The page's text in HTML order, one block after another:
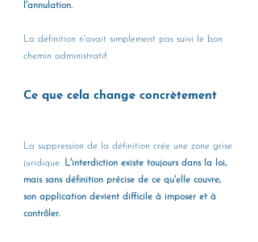
l'annulation.
La définition n'avait simplement pas suivi le bon
chemin administratif.
Ce que cela change concrètement
La suppression de la définition crée une zone grise
juridique. L'interdiction existe toujours dans la loi,
mais sans définition précise de ce qu'elle couvre,
son application devient difficile à imposer et à
contrôler.